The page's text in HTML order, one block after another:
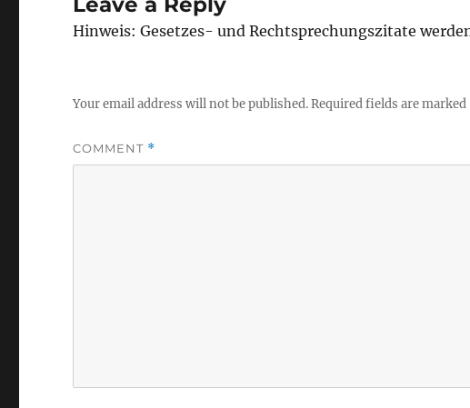
Hinweis: Gesetzes- und Rechtsprechungszitate
Your email address will not be published.Required fields are marked
COMMENT *